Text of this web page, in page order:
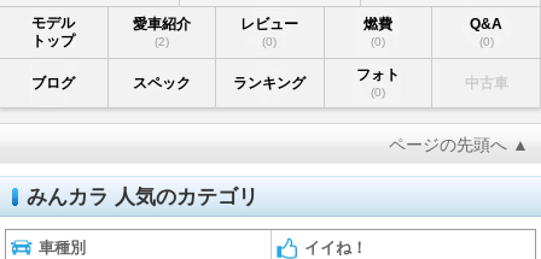
モデル
トップ
愛車紹介
(2)
レビュー
(0)
燃費
(0)
Q&A
(0)
ブログ スペック ランキング フォト
(0)
中古車
ページの先頭へ ▲
みんカラ 人気のカテゴリ
車種別 イイね！